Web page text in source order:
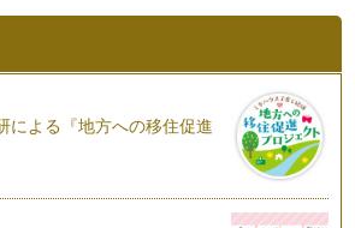
英語ブラッシュアップへの第一歩』と題
もっと触れるため…
も英語力をブラッシュアップしたい！』
構多いと思います…
その2
ング力についてのお話です。学校のリスニ
による『地方への移住促進